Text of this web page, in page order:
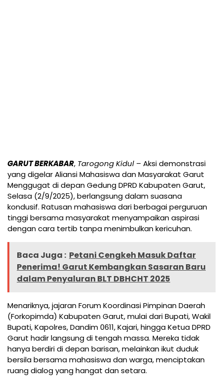
GARUT BERKABAR, Tarogong Kidul – Aksi demonstrasi
yang digelar Aliansi Mahasiswa dan Masyarakat Garut
Menggugat di depan Gedung DPRD Kabupaten Garut,
Selasa (2/9/2025), berlangsung dalam suasana
kondusif. Ratusan mahasiswa dari berbagai perguruan
tinggi bersama masyarakat menyampaikan aspirasi
dengan cara tertib tanpa menimbulkan kericuhan.
Baca Juga : Petani Cengkeh Masuk Daftar
Penerima! Garut Kembangkan Sasaran Baru
dalam Penyaluran BLT DBHCHT 2025
Menariknya, jajaran Forum Koordinasi Pimpinan Daerah
(Forkopimda) Kabupaten Garut, mulai dari Bupati, Wakil
Bupati, Kapolres, Dandim 0611, Kajari, hingga Ketua DPRD
Garut hadir langsung di tengah massa. Mereka tidak
hanya berdiri di depan barisan, melainkan ikut duduk
bersila bersama mahasiswa dan warga, menciptakan
ruang dialog yang hangat dan setara.